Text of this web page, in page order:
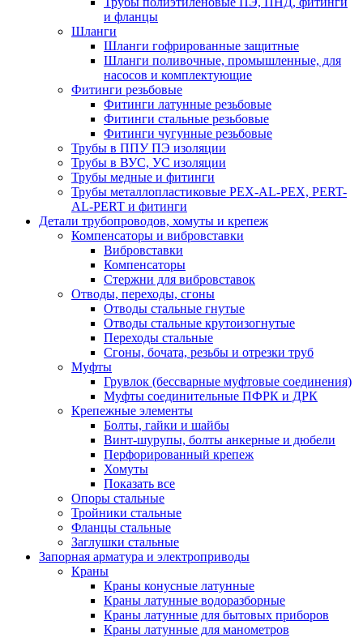
и фланцы
Шланги
Шланги гофрированные защитные
Шланги поливочные, промышленные, для
насосов и комплектующие
Фитинги резьбовые
Фитинги латунные резьбовые
Фитинги стальные резьбовые
Фитинги чугунные резьбовые
Трубы в ППУ ПЭ изоляции
Трубы в ВУС, УС изоляции
Трубы медные и фитинги
Трубы металлопластиковые PEX-AL-PEX, PERT-
AL-PERT и фитинги
Детали трубопроводов, хомуты и крепеж
Компенсаторы и вибровставки
Вибровставки
Компенсаторы
Стержни для вибровставок
Отводы, переходы, сгоны
Отводы стальные гнутые
Отводы стальные крутоизогнутые
Переходы стальные
Сгоны, бочата, резьбы и отрезки труб
Муфты
Грувлок (бессварные муфтовые соединения)
Муфты соединительные ПФРК и ДРК
Крепежные элементы
Болты, гайки и шайбы
Винт-шурупы, болты анкерные и дюбели
Перфорированный крепеж
Хомуты
Показать все
Опоры стальные
Тройники стальные
Фланцы стальные
Заглушки стальные
Запорная арматура и электроприводы
Краны
Краны конусные латунные
Краны латунные водоразборные
Краны латунные для бытовых приборов
Краны латунные для манометров